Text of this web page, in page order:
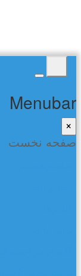
Menubar
×
صفحه نخست